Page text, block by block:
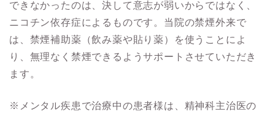
できなかったのは、決して意志が弱いからではなく、
ニコチン依存症によるものです。当院の禁煙外来で
は、禁煙補助薬（飲み薬や貼り薬）を使うことによ
り、無理なく禁煙できるようサポートさせていただき
ます。
※メンタル疾患で治療中の患者様は、精神科主治医の